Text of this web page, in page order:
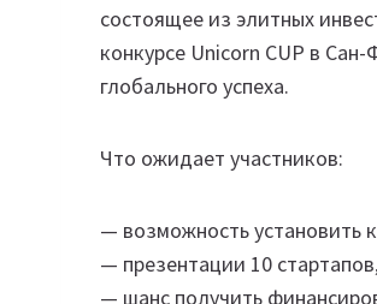
состоящее из элитных
конкурсе Unicorn CUP в
глобального успеха.
Что ожидает участников:
— возможность установить
— презентации 10
— шанс получить